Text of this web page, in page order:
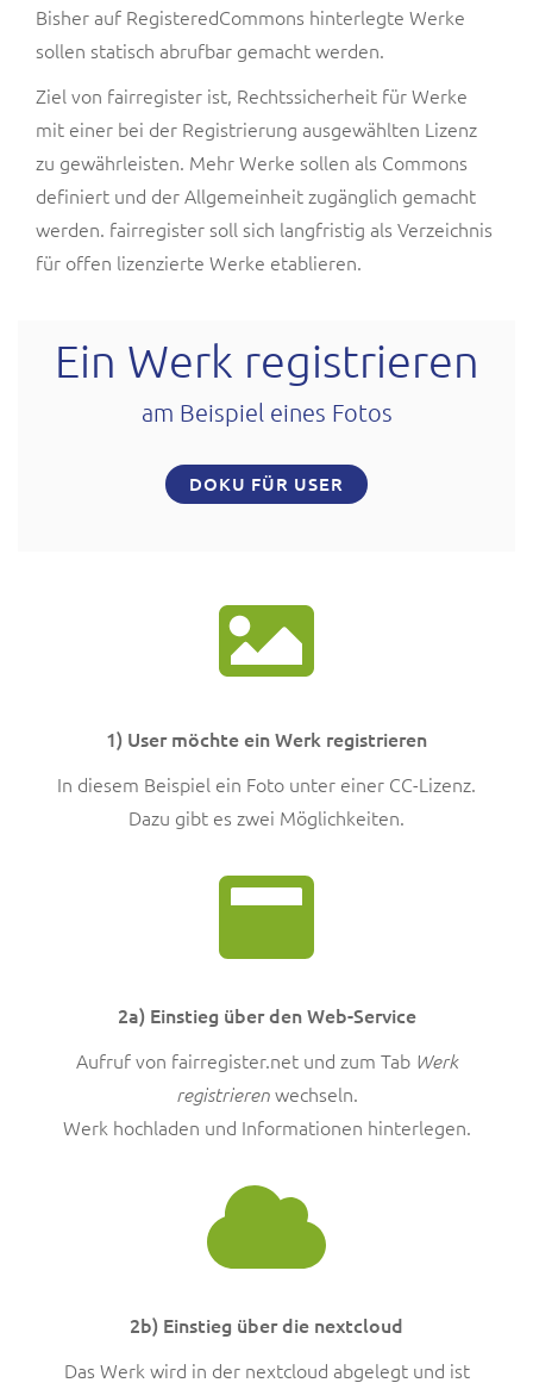
Bisher auf RegisteredCommons hinterlegte Werke
sollen statisch abrufbar gemacht werden.
Ziel von fairregister ist, Rechtssicherheit für Werke
mit einer bei der Registrierung ausgewählten Lizenz
zu gewährleisten. Mehr Werke sollen als Commons
definiert und der Allgemeinheit zugänglich gemacht
werden. fairregister soll sich langfristig als Verzeichnis
für offen lizenzierte Werke etablieren.
Ein Werk registrieren
am Beispiel eines Fotos
DOKU FÜR USER
1) User möchte ein Werk registrieren
In diesem Beispiel ein Foto unter einer CC-Lizenz.
Dazu gibt es zwei Möglichkeiten.
2a) Einstieg über den Web-Service
Aufruf von fairregister.net und zum Tab Werk
registrierenwechseln.
Werk hochladen und Informationen hinterlegen.
2b) Einstieg über die nextcloud
Das Werk wird in der nextcloud abgelegt und ist